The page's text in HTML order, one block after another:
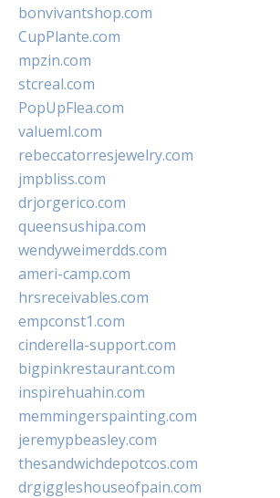
bonvivantshop.com
CupPlante.com
mpzin.com
stcreal.com
PopUpFlea.com
valueml.com
rebeccatorresjewelry.com
jmpbliss.com
drjorgerico.com
queensushipa.com
wendyweimerdds.com
ameri-camp.com
hrsreceivables.com
empconst1.com
cinderella-support.com
bigpinkrestaurant.com
inspirehuahin.com
memmingerspainting.com
jeremypbeasley.com
thesandwichdepotcos.com
drgiggleshouseofpain.com